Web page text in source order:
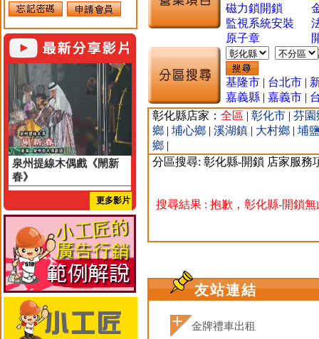
泉州提線木偶戲《閙新
春》
更多影片
磁力鎖開鎖
監視系統安裝
原子章
基隆市 | 台北市 |
嘉義縣 | 嘉義市 |
彰化縣店家： 全區 | 彰化市 | 芬
鄉 | 埔心鄉 | 溪湖鎮 | 大村鄉 | 埔
鄉 |
分區搜尋: 彰化縣-開鎖 店家服務
搜尋結果 : 抱歉，彰化縣-開鎖
友站連結
金牌禮車出租